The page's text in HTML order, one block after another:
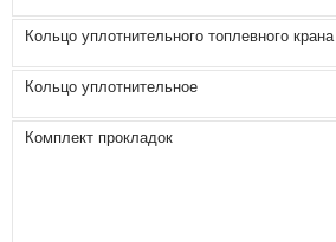
Кольцо уплотнительного топлевного крана
Кольцо уплотнительное
Комплект прокладок